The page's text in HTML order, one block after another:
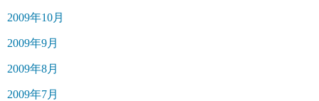
2009年10月
2009年9月
2009年8月
2009年7月